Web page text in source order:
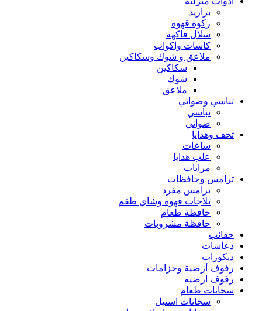
براريد
ركوة قهوة
سلال فاكهة
كاسات واكواب
ملاعق و شوك وسكاكين
سكاكين
شوك
ملاعق
تباسي وصواني
تباسي
صواني
تحف وهدايا
ساعات
علب هدايا
مرايات
ترامس وحافظات
ترامس مفرد
ثلاجات قهوة وشاي طقم
حافظة طعام
حافظة مشروبات
حقائب
دعاسات
ديكورات
رفوف أرضية وجزامات
رفوف ارضيه
سخانات طعام
سخانات استيل